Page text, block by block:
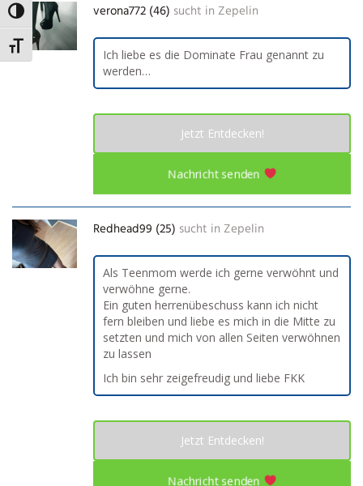
Umschalten auf hohe Kontraste
Schrift vergrößern
verona772 (46) sucht in Zepelin
Ich liebe es die Dominate Frau genannt zu
werden…
Jetzt Entdecken!
Nachricht senden
Redhead99 (25) sucht in Zepelin
Als Teenmom werde ich gerne verwöhnt und
verwöhne gerne.
Ein guten herrenübeschuss kann ich nicht
fern bleiben und liebe es mich in die Mitte zu
setzten und mich von allen Seiten verwöhnen
zu lassen
Ich bin sehr zeigefreudig und liebe FKK
Jetzt Entdecken!
Nachricht senden